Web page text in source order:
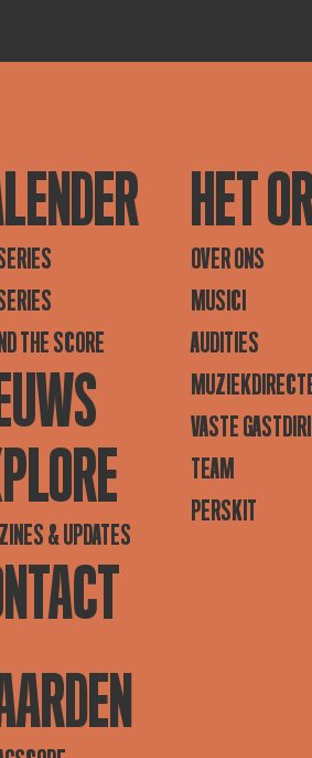
THE SCORE
& UPDATES
HET
OVER ONS
MUSICI
AUDITIES
VASTE
TEAM
PERSKIT